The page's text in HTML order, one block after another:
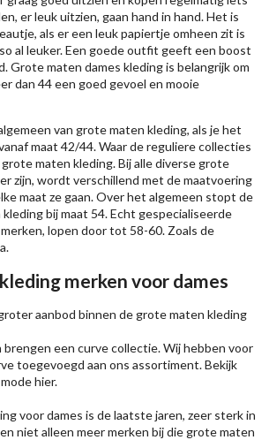
er leuk uitzien, gaan hand in hand. Het is
als er een leuk papiertje omheen zit is
al leuker. Een goede outfit geeft een boost
Grote maten dames kleding is belangrijk om
dan 44 een goed gevoel en mooie
van grote maten kleding, als je het
maat 42/44. Waar de reguliere collecties
maten kleding. Bij alle diverse grote
zijn, wordt verschillend met de maatvoering
maat ze gaan. Over het algemeen stopt de
bij maat 54. Echt gespecialiseerde
lopen door tot 58-60. Zoals de
merken voor dames
aanbod binnen de grote maten kleding
brengen een curve collectie. Wij hebben voor
toegevoegd aan ons assortiment. Bekijk
hier.
voor dames is de laatste jaren, zeer sterk in
niet alleen meer merken bij die grote maten